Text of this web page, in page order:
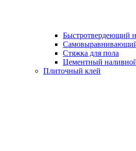
Быстротвердеющий
Стяжка для пола
Цементный
Плиточный клей